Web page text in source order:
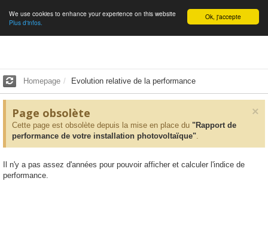
English Ok, j'accepte
We use cookies to enhance your experience on this website
Plus d'infos.
Homepage Evolution relative de la performance
×
Page obsolète
Cette page est obsolète depuis la mise en place du "Rapport de
performance de votre installation photovoltaïque".
Il n'y a pas assez d'années pour pouvoir afficher et calculer l'indice de
performance.